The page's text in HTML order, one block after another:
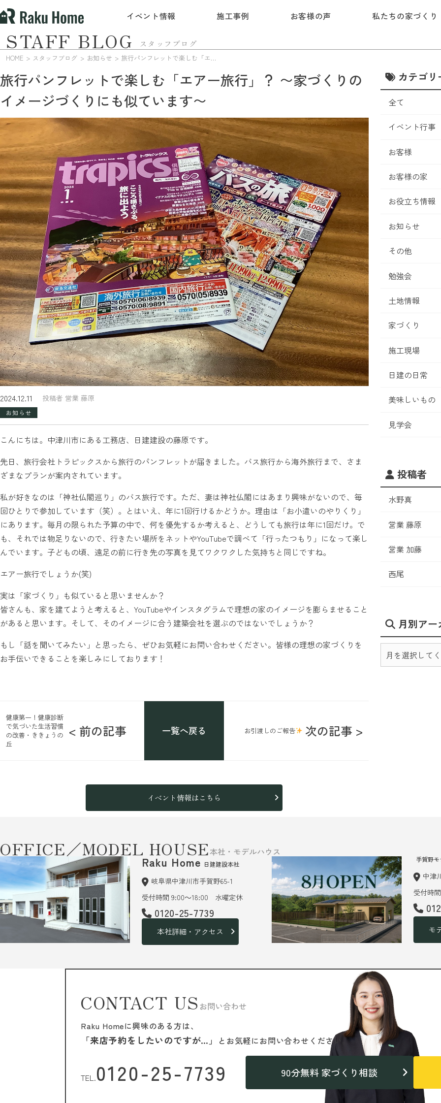
イベント情報 施工事例 お客様の声 私たちの家づくり
スタッフブログ
STAFF BLOG
HOME スタッフブログ お知らせ 旅行パンフレットで楽しむ「エアー旅行」？ 〜家づくりのイメージづくりにも似ています〜
旅行パンフレットで楽しむ「エアー旅行」？ 〜家づくりの
イメージづくりにも似ています〜
2024.12.11 投稿者 営業 藤原
お知らせ
こんにちは。中津川市にある工務店、日建建設の藤原です。
先日、旅行会社トラピックスから旅行のパンフレットが届きました。バス旅行から海外旅行まで、さま
ざまなプランが案内されています。
私が好きなのは「神社仏閣巡り」のバス旅行です。ただ、妻は神社仏閣にはあまり興味がないので、毎
回ひとりで参加しています（笑）。とはいえ、年に1回行けるかどうか。理由は「お小遣いのやりくり」
にあります。毎月の限られた予算の中で、何を優先するか考えると、どうしても旅行は年に1回だけ。で
も、それでは物足りないので、行きたい場所をネットやYouTubeで調べて「行ったつもり」になって楽し
んでいます。子どもの頃、遠足の前に行き先の写真を見てワクワクした気持ちと同じですね。
エアー旅行でしょうか(笑)
実は「家づくり」も似ていると思いませんか？
皆さんも、家を建てようと考えると、YouTubeやインスタグラムで理想の家のイメージを膨らませること
があると思います。そして、そのイメージに合う建築会社を選ぶのではないでしょうか？
もし「話を聞いてみたい」と思ったら、ぜひお気軽にお問い合わせください。皆様の理想の家づくりを
お手伝いできることを楽しみにしております！
< 前の記事
健康第一！健康診断
で気づいた生活習慣
の改善・ききょうの
丘
一覧へ戻る お引渡しのご報告 次の記事 >
イベント情報はこちら
カテゴリ
全て
イベント行事
お客様
お客様の家
お役立ち情報
お知らせ
その他
勉強会
土地情報
家づくり
施工現場
日建の日常
美味しいもの
見学会
投稿者
水野真
営業 藤原
営業 加藤
西尾
月別アー
OFFICE／MODEL HOUSE本社・モデルハウス
Raku Home 日建建設本社
岐阜県中津川市手賀野65-1
受付時間 9:00～18:00 水曜定休
0120-25-7739
本社詳細・アクセス
手賀野
中津
受付時
モ
CONTACT US お問い合わせ
Raku Homeに興味のある方は、
「来店予約をしたいのですが…」 と お気軽にお問い合わせください。
TEL.0120-25-7739 90分無料 家づくり相談